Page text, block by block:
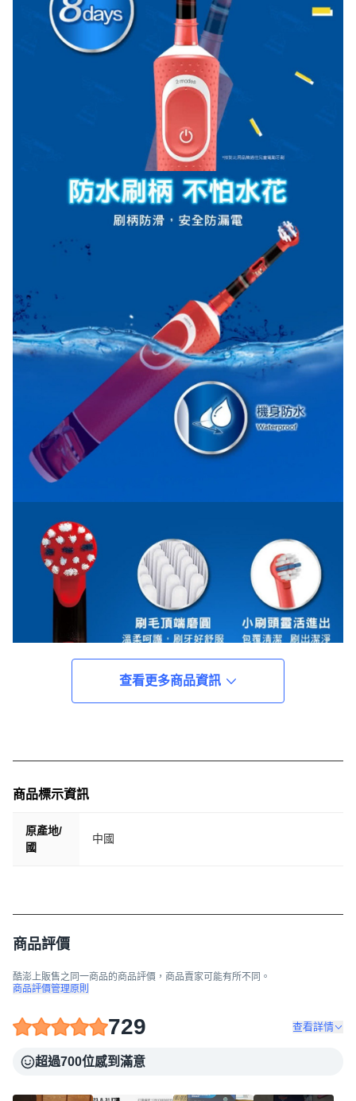
查看更多商品資訊
商品標示資訊
原產地/
國
中國
商品評價
酷澎上販售之同一商品的商品評價，商品賣家可能有所不同。
商品評價管理原則
729 查看詳情
超過700位感到滿意